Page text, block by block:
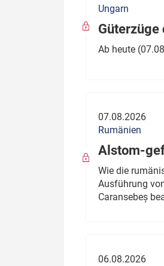
Ungarn
Güterzüge
Ab heute
07.08.2026
Rumänien
Alstom-
Wie die
Ausführung
Caransebeș
06.08.2026